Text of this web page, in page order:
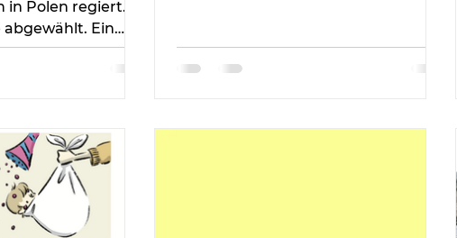
in Polen regiert.
Ein
lernen kann –